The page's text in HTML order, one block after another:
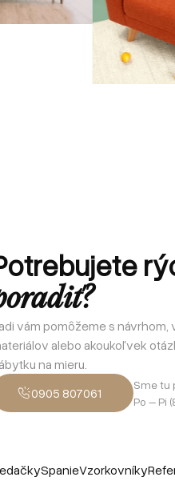
vám pomôžeme s návrhom,
alebo akoukoľvek
na mieru.
0905 807061
Sme tu
Po – Pi
SpanieVzorkovníky